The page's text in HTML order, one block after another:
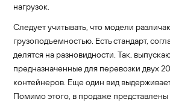
нагрузок.
Следует учитывать, что модели
грузоподъемностью. Есть стандарт,
делятся на разновидности. Так,
предназначенные для перевозки двух
контейнеров. Еще один вид
Помимо этого, в продаже